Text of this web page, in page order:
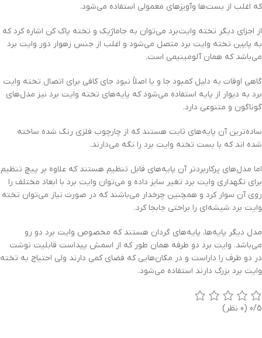
که اغلب از بست‌ها وآویزهای معمولی استفاده می‌شود.
از اجزای دیگر تخته وایت‌برد می‌توان به جاماژیک و تخته پاک کن اشاره کرد که
به پایین تخته وایت برد متصل می‌شود و اغلب از جنس زهوار دور وایت برد
می‌باشد که همان آلومینیمی است.
گاهی اوقات به دلیل کمبود جا و یا اصلاً نبود جای کافی برای اتصال تخته وایت
برد به دیوار از پایه استفاده می‌شود که پایه‌های تخته وایت برد نیز مدل‌های
گوناگون و متنوعی دارد.
ساده‌ترین آن پایه‌های ثابت هستند که از چارچوب فلزی رنگ شده ساخته
شده اند که با بست تخته وایت برد را نگه می‌دارند.
اما مدل‌های پرکاربردتر آن پایه‌های قابل تنظیم هستند که علاوه بر پیچ تنظیم
برای نگهداری وایت برد تغیر سایز داده و می‌توان وایت برد با ابعاد مختلف را
روی آن سوار کرد و همچنین چرخدار می‌باشند که در صورت نیاز می‌توان تخته
وایت برد شیشه‌ای را براحتی جابجا کرد.
مدل دیگر پایه‌ها، پایه‌های گردان هستند که مخصوص وایت برد دو رو
می‌باشد. وایت برد دو طرفه همان طور که از اسمش پیداست قابلیت نوشت
در دو طرف را داراست و در مکان‌هایی که فضای کمی دارند ولی احتیاج به تخته
وایت برد بزرگ دارند استفاده می‌شود.
0/5 (0 نظر)